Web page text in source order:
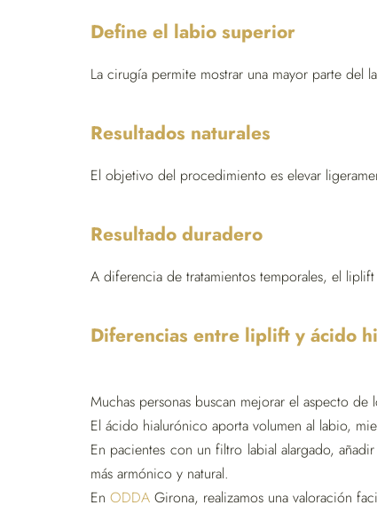
Define el labio superior
La cirugía permite mostrar una mayor parte del
Resultados naturales
El objetivo del procedimiento es elevar
Resultado duradero
A diferencia de tratamientos temporales, el
Diferencias entre liplift y ácido
Muchas personas buscan mejorar el aspecto
El ácido hialurónico aporta volumen al labio,
En pacientes con un filtro labial alargado,
más armónico y natural.
En ODDA Girona, realizamos una valoración